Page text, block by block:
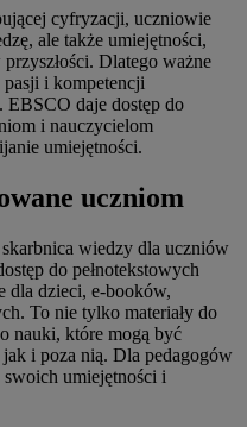
cyfryzacji, uczniowie
ale także umiejętności,
Dlatego ważne
pasji i kompetencji
EBSCO daje dostęp do
i nauczycielom
umiejętności.
uczniom
wiedzy dla uczniów
do pełnotekstowych
dla dzieci, e-booków,
To nie tylko materiały do
nauki, które mogą być
i poza nią. Dla pedagogów
swoich umiejętności i